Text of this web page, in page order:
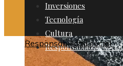
Inversiones
Tecnología
Cultura
Responsabilidad social
Responsabilidad social